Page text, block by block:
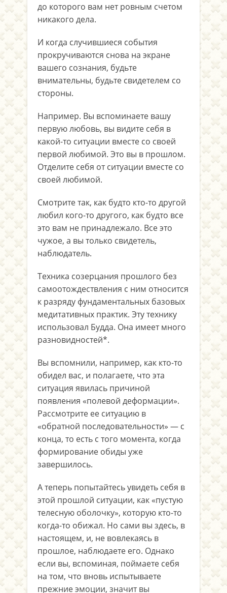
до которого вам нет ровным счетом
никакого дела.
И когда случившиеся события
прокручиваются снова на экране
вашего сознания, будьте
внимательны, будьте свидетелем со
стороны.
Например. Вы вспоминаете вашу
первую любовь, вы видите себя в
какой-то ситуации вместе со своей
первой любимой. Это вы в прошлом.
Отделите себя от ситуации вместе со
своей любимой.
Смотрите так, как будто кто-то другой
любил кого-то другого, как будто все
это вам не принадлежало. Все это
чужое, а вы только свидетель,
наблюдатель.
Техника созерцания прошлого без
самоотождествления с ним относится
к разряду фундаментальных базовых
медитативных практик. Эту технику
использовал Будда. Она имеет много
разновидностей*.
Вы вспомнили, например, как кто-то
обидел вас, и полагаете, что эта
ситуация явилась причиной
появления «полевой деформации».
Рассмотрите ее ситуацию в
«обратной последовательности» — с
конца, то есть с того момента, когда
формирование обиды уже
завершилось.
А теперь попытайтесь увидеть себя в
этой прошлой ситуации, как «пустую
телесную оболочку», которую кто-то
когда-то обижал. Но сами вы здесь, в
настоящем, и, не вовлекаясь в
прошлое, наблюдаете его. Однако
если вы, вспоминая, поймаете себя
на том, что вновь испытываете
прежние эмоции, значит вы